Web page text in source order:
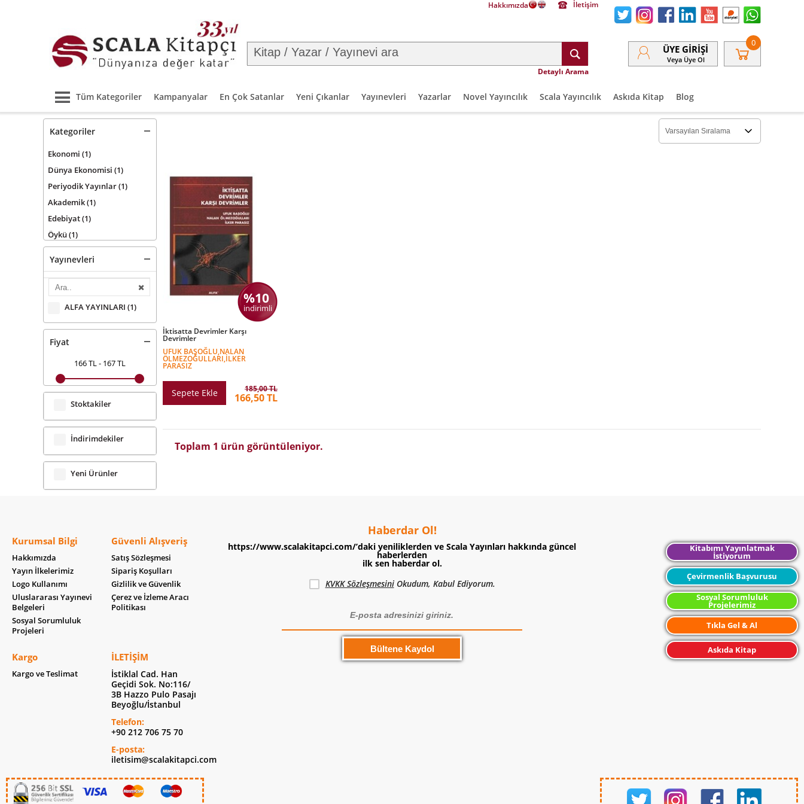
Hakkımızda İletişim
Detaylı Arama
ÜYE GIRIŞI
Veya Üye Ol
0
Tüm Kategoriler Kampanyalar En Çok Satanlar Yeni Çıkanlar Yayınevleri Yazarlar Novel Yayıncılık Scala Yayıncılık Askıda Kitap Blog
Kategoriler
Ekonomi (1)
Dünya Ekonomisi (1)
Periyodik Yayınlar(1)
Akademik(1)
Edebiyat(1)
Öykü(1)
Yayınevleri
ALFA YAYINLARI (1)
Fiyat
166 TL- 167 TL
Stoktakiler
İndirimdekiler
Yeni Ürünler
%10
indirimli
İktisatta Devrimler Karşı
Devrimler
UFUK BAŞOĞLU,NALAN
ÖLMEZOĞULLARI,İLKER
PARASIZ
Sepete Ekle 185,00 TL
166,50 TL
Toplam 1 ürün görüntüleniyor.
Kurumsal Bilgi
Hakkımızda
Yayın İlkelerimiz
Logo Kullanımı
Uluslararası Yayınevi
Belgeleri
Sosyal Sorumluluk
Projeleri
Güvenli Alışveriş
Satış Sözleşmesi
Sipariş Koşulları
Gizlilik ve Güvenlik
Çerez ve İzleme Aracı
Politikası
Kargo
Kargo ve Teslimat
İLETIŞIM
İstiklal Cad. Han
Geçidi Sok. No:116/
3B Hazzo Pulo Pasajı
Beyoğlu/İstanbul
Telefon:
+90 212 706 75 70
E-posta:
iletisim@scalakitapci.com
Haberdar Ol!
https://www.scalakitapci.com/’daki yeniliklerden ve Scala Yayınları hakkında güncel
haberlerden
ilk sen haberdar ol.
KVKK SözleşmesiniOkudum, Kabul Ediyorum.
Kitabımı Yayınlatmak
İstiyorum
Çevirmenlik Başvurusu
Sosyal Sorumluluk
Projelerimiz
Tıkla Gel & Al
Askıda Kitap